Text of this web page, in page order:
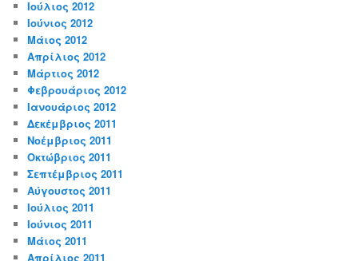
Ιούλιος 2012
Ιούνιος 2012
Μάιος 2012
Απρίλιος 2012
Μάρτιος 2012
Φεβρουάριος 2012
Ιανουάριος 2012
Δεκέμβριος 2011
Νοέμβριος 2011
Οκτώβριος 2011
Σεπτέμβριος 2011
Αύγουστος 2011
Ιούλιος 2011
Ιούνιος 2011
Μάιος 2011
Απρίλιος 2011